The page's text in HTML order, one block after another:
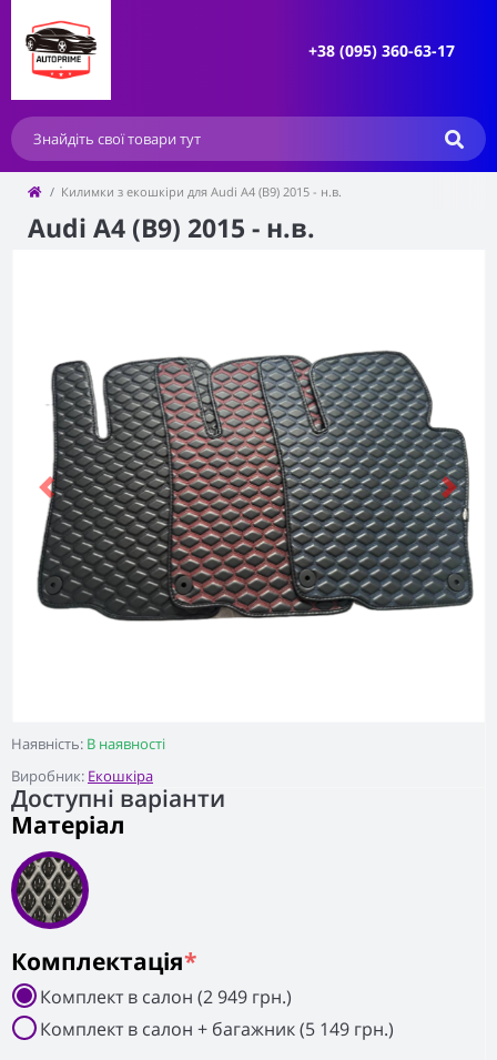
+38 (095) 360-63-17
Килимки з екошкіри для Audi A4 (B9) 2015 - н.в.
Audi A4 (B9) 2015 - н.в.
Наявність: В наявності
Виробник: Екошкіра
Previous Next
Доступні варіанти
Матеріал
Комплектація*
Комплект в салон (2 949 грн.)
Комплект в салон + багажник (5 149 грн.)